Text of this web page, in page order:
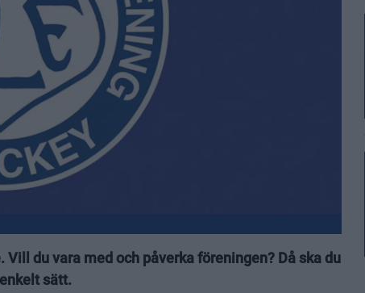
du vara med och påverka föreningen? Då ska du
sätt.